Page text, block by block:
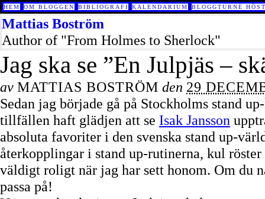
HEM OM BLOGGEN BIBLIOGRAFI KALENDARIUM BLOGGTURNÉ
Mattias Boström
Author of "From Holmes to Sherlock"
Jag ska se ”En Julpjäs –
av MATTIAS BOSTRÖM den 29
Sedan jag började gå på Stockholms stand
tillfällen haft glädjen att se Isak Jansson
absoluta favoriter i den svenska stand up-
återkopplingar i stand up-rutinerna, kul
väldigt roligt när jag har sett honom. Om du
passa på!